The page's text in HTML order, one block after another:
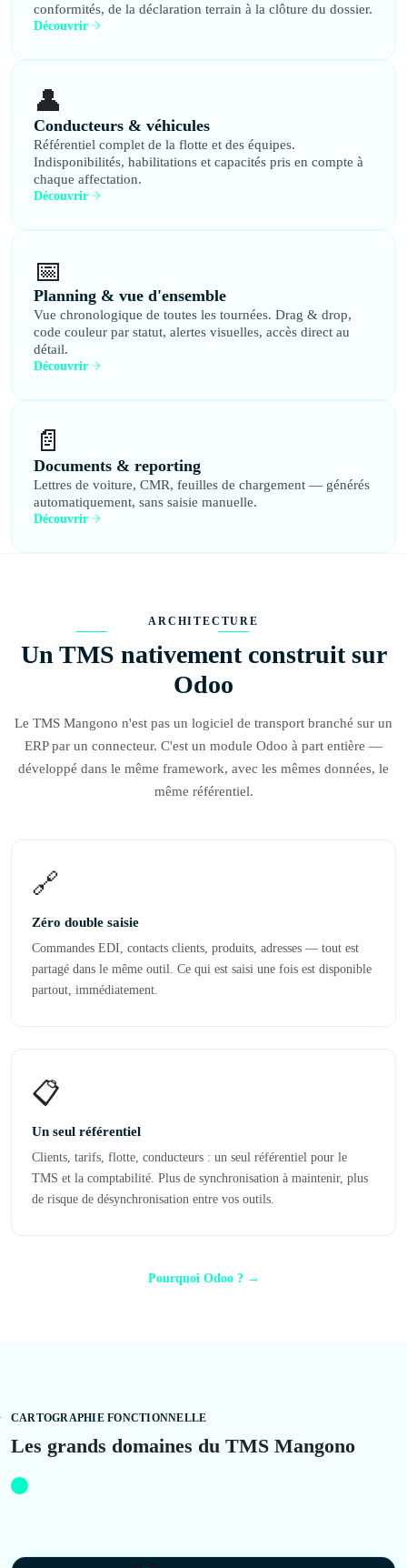
conformités, de la déclaration terrain à la clôture du dossier.
Découvrir
👤
Conducteurs & véhicules
Référentiel complet de la flotte et des équipes.
Indisponibilités, habilitations et capacités pris en compte à
chaque affectation.
Découvrir
📅
Planning & vue d'ensemble
Vue chronologique de toutes les tournées. Drag & drop,
code couleur par statut, alertes visuelles, accès direct au
détail.
Découvrir
📄
Documents & reporting
Lettres de voiture, CMR, feuilles de chargement — générés
automatiquement, sans saisie manuelle.
Découvrir
ARCHITECTURE
Un TMS nativement construit sur
Odoo
Le TMS Mangono n'est pas un logiciel de transport branché sur un
ERP par un connecteur. C'est un module Odoo à part entière —
développé dans le même framework, avec les mêmes données, le
même référentiel.
🔗
Zéro double saisie
Commandes EDI, contacts clients, produits, adresses — tout est
partagé dans le même outil. Ce qui est saisi une fois est disponible
partout, immédiatement.
📋
Un seul référentiel
Clients, tarifs, flotte, conducteurs : un seul référentiel pour le
TMS et la comptabilité. Plus de synchronisation à maintenir, plus
de risque de désynchronisation entre vos outils.
Pourquoi Odoo ? →
CARTOGRAPHIE FONCTIONNELLE
Les grands domaines du TMS Mangono